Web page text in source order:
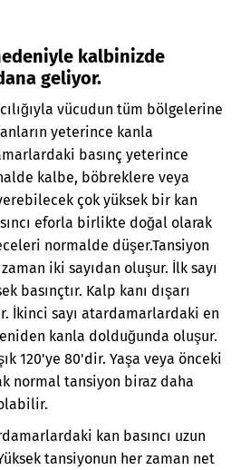
kalbinizde
geliyor.
vücudun tüm bölgelerine
yeterince kanla
basınç yeterince
kalbe, böbreklere veya
çok yüksek bir kan
eforla birlikte doğal olarak
normalde düşer.Tansiyon
iki sayıdan oluşur. İlk sayı
basınçtır. Kalp kanı dışarı
İkinci sayı atardamarlardaki en
kanla dolduğunda oluşur.
120'ye 80'dir. Yaşa veya önceki
normal tansiyon biraz daha
kan basıncı uzun
tansiyonun her zaman net